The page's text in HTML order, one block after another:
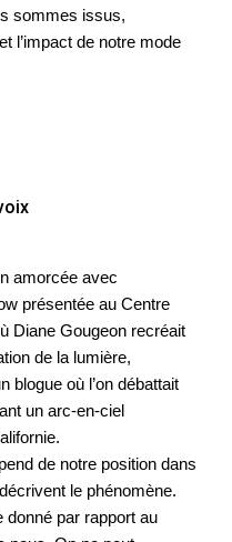
sommes issus,
l’impact de notre mode
amorcée avec
présentée au Centre
Diane Gougeon recréait
de la lumière,
blogue où l’on débattait
un arc-en-ciel
de notre position dans
le phénomène.
donné par rapport au